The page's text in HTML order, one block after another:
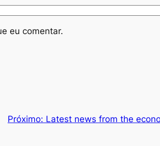
eu comentar.
Próximo: Latest news from the